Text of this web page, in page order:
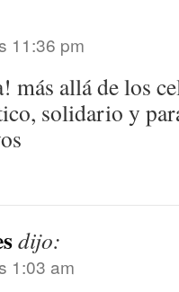
11:36 pm
más allá de los
solidario y
dijo:
1:03 am